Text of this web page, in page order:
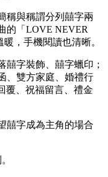
稱與稱謂分列囍字兩
的「LOVE NEVER
，手機閱讀也清晰。
囍字裝飾、囍字蠟印；
、雙方家庭、婚禮行
覆、祝福留言、禮金
囍字成為主角的場合
。